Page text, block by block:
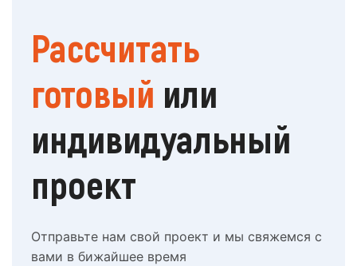
Рассчитать
готовый или
индивидуальный
проект
Отправьте нам свой проект и мы свяжемся с
вами в бижайшее время